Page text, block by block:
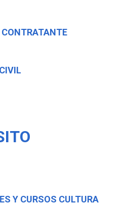
CONTRATANTE
Y CURSOS CULTURA